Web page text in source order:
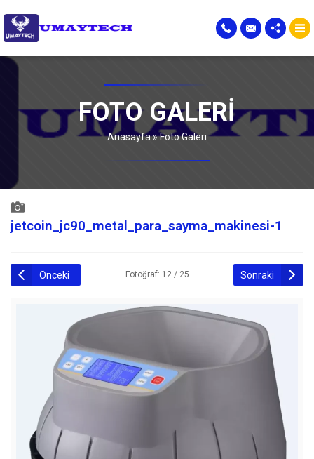
FOTO GALERI
Anasayfa»Foto Galeri
jetcoin_jc90_metal_para_sayma_makinesi-1
Önceki Fotoğraf: 12 / 25 Sonraki